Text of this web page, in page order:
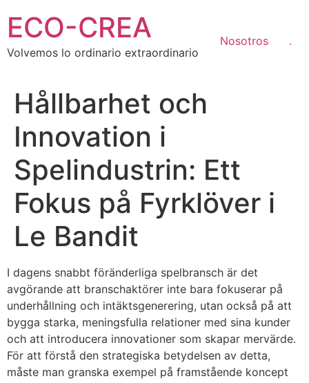
contenido
ECO-CREA
Volvemos lo ordinario extraordinario
Nosotros .
Hållbarhet och
Innovation i
Spelindustrin: Ett
Fokus på Fyrklöver i
Le Bandit
I dagens snabbt föränderliga spelbransch är det
avgörande att branschaktörer inte bara fokuserar på
underhållning och intäktsgenerering, utan också på att
bygga starka, meningsfulla relationer med sina kunder
och att introducera innovationer som skapar mervärde.
För att förstå den strategiska betydelsen av detta,
måste man granska exempel på framstående koncept